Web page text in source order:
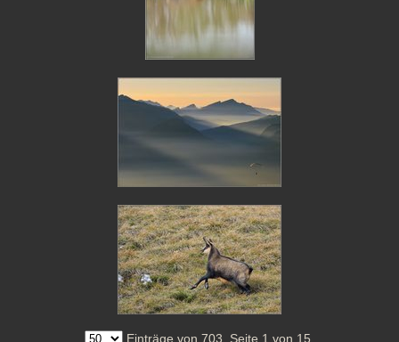
Einträge von 703. Seite 1 von 15.